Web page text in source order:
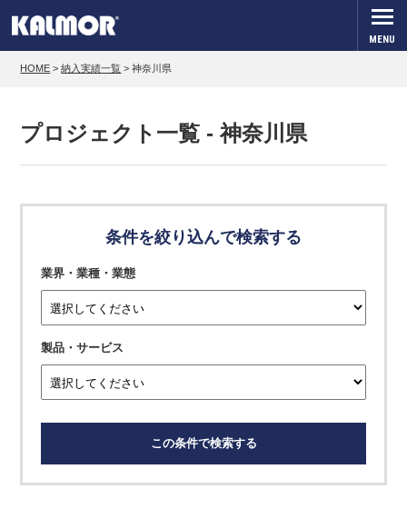
MENU
HOME >納入実績一覧 >神奈川県
プロジェクト一覧 - 神奈川県
条件を絞り込んで検索する
業界・業種・業態
製品・サービス
この条件で検索する